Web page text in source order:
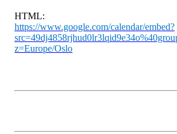
HTML:
https://www.google.com/calendar/embed?
z=Europe/Oslo